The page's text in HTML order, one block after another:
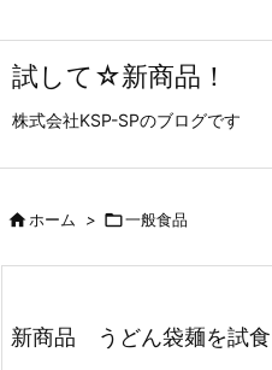
試して☆新商品！
株式会社KSP-SPのブログです
ホーム > 一般食品
新商品 うどん袋麺を試食